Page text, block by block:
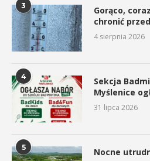
3
Gorąco,
chronić
4 sierpnia 2026
4
Sekcja
Myślenice
31 lipca 2026
5 Nocne